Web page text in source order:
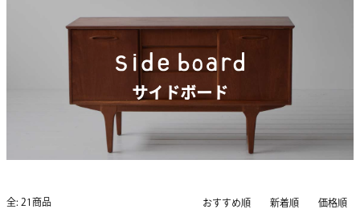
サイドボード
全: 21商品 おすすめ順 新着順 価格順